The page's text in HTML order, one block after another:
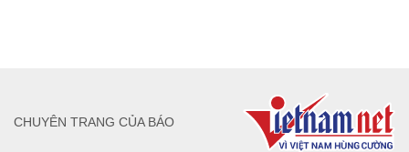
CHUYÊN TRANG CỦA BÁO